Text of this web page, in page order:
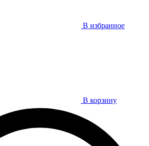
В избранное
В корзину